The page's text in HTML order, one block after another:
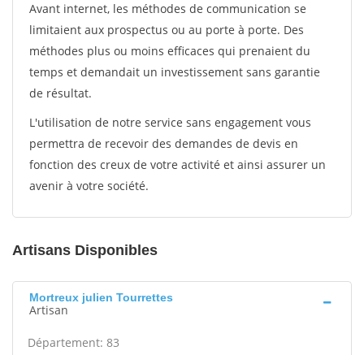
Avant internet, les méthodes de communication se
limitaient aux prospectus ou au porte à porte. Des
méthodes plus ou moins efficaces qui prenaient du
temps et demandait un investissement sans garantie
de résultat.
L'utilisation de notre service sans engagement vous
permettra de recevoir des demandes de devis en
fonction des creux de votre activité et ainsi assurer un
avenir à votre société.
Artisans Disponibles
Mortreux julien Tourrettes
Artisan
Département: 83